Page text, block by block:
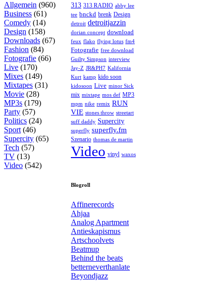
Allgemein (960)
Business (61)
Comedy (14)
Design (158)
Downloads (67)
Fashion (84)
Fotografie (66)
Live (170)
Mixes (149)
Mixtapes (31)
Movie (28)
MP3s (179)
Party (57)
Politics (24)
Sport (46)
Supercity (65)
Tech (57)
TV (13)
Video (542)
313 313 RADIO abby lee
tee bnckd brenk Design
detroit detroitjazzin
dorian concept download
feux flako flying lotus fm4
Fotografie free download
Guilty Simpson interview
Jay-Z JR&PH7 Kalifornia
Kurt kamp kido soon
kidosoon Live minor Sick
mix mixtape mos def MP3
mpm nike remix RUN
VIE stones throw streetart
suff daddy Supercity
superfly superfly.fm
Szenario thomas de martin
Video vinyl waxos
Blogroll
Affinerecords
Ahjaa
Analog Apartment
Antieskapismus
Artschoolvets
Beatmup
Behind the beats
betterneverthanlate
Beyondjazz